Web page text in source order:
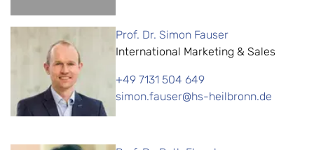
Prof. Dr. Simon Fauser
International Marketing & Sales
+49 7131 504 649
simon.fauser@hs-heilbronn.de